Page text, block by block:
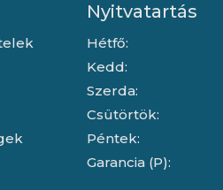
Nyitvatartás
Hétfő:
Kedd:
Szerda:
Csütörtök:
Péntek:
Garancia (P):